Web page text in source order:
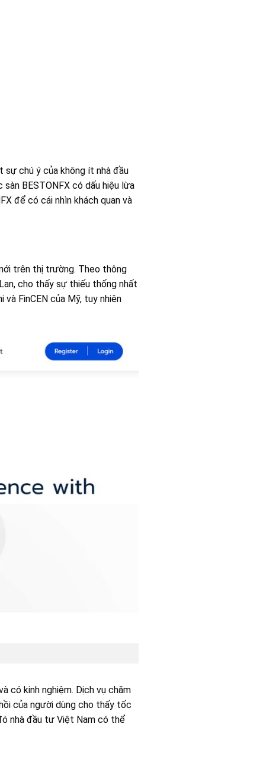
sự chú ý của không ít nhà đầu
sàn BESTONFX có dấu hiệu lừa
để có cái nhìn khách quan và
trên thị trường. Theo thông
cho thấy sự thiếu thống nhất
FinCEN của Mỹ, tuy nhiên
có kinh nghiệm. Dịch vụ chăm
của người dùng cho thấy tốc
nhà đầu tư Việt Nam có thể